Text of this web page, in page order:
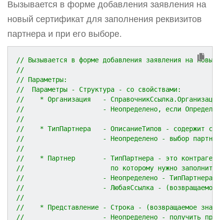
Вызывается в форме добавления заявления на
новый сертификат для заполнения реквизитов
партнера и при его выборе.
// Вызывается в форме добавления заявления на
//
// Параметры:
//  Параметры - Структура - со свойствами:
//    * Организация   -
//                    - Неопределено, если
//
//    * ТипПартнера   - ОписаниеТипов - содержит
//                    - Неопределено - выбор партнера
//
//    * Партнер       - ТипПартнера - это контрагент
//                      по которому нужно заполнить
//                    - Неопределено - ТипПартнера не
//                    - ЛюбаяСсылка - (возвращаемое
//
//    * Представление - Строка - (возвращаемое
//                    - Неопределено - получить